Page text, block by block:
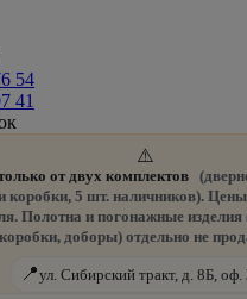
54
41
⚠️
от двух комплектов
коробки, 5 шт. наличников).
Полотна и погонажные изделия
коробки, доборы) отдельно не
📍ул. Сибирский тракт, д. 8Б, оф.